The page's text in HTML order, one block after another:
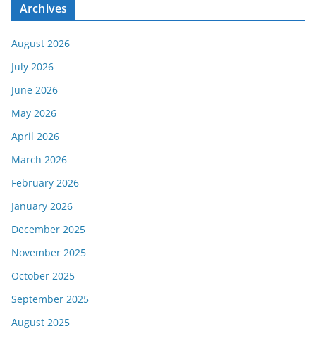
Archives
August 2026
July 2026
June 2026
May 2026
April 2026
March 2026
February 2026
January 2026
December 2025
November 2025
October 2025
September 2025
August 2025